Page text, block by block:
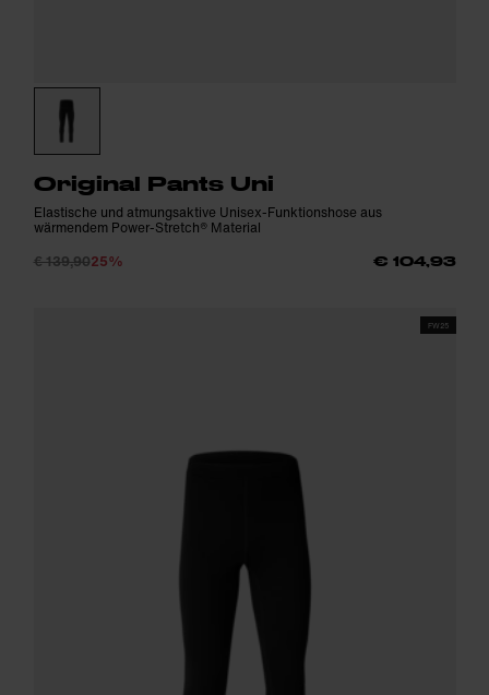
Original Pants Uni
Elastische und atmungsaktive Unisex-Funktionshose aus
wärmendem Power-Stretch® Material
€ 139,9025% € 104,93
FW25